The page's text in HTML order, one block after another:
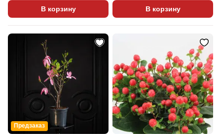
В корзину В корзину
Предзаказ